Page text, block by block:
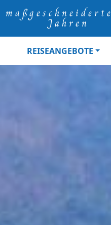
Jahren
REISEANGEBOTE